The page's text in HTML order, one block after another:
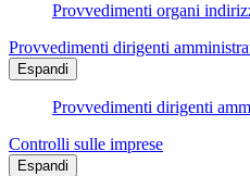
Provvedimenti organi
Provvedimenti dirigenti
Espandi
Provvedimenti dirigenti
Controlli sulle imprese
Espandi